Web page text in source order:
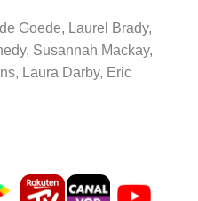
Goede, Laurel Brady,
Susannah Mackay,
Laura Darby, Eric